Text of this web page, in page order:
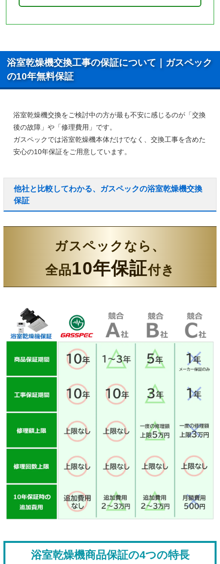
浴室乾燥機交換工事の保証について｜ガスペック
の10年無料保証
浴室乾燥機交換をご検討中の方が最も不安に感じるのが「交換
後の故障」や「修理費用」です。
ガスペックでは浴室乾燥機本体だけでなく、交換工事を含めた
安心の10年保証をご用意しています。
他社と比較してわかる、ガスペックの浴室乾燥機交換
保証
ガスペックなら、
全品10年保証付き
浴室乾燥機商品保証の4つの特長